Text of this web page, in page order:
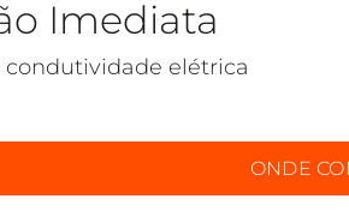
Imediata
condutividade elétrica
ONDE